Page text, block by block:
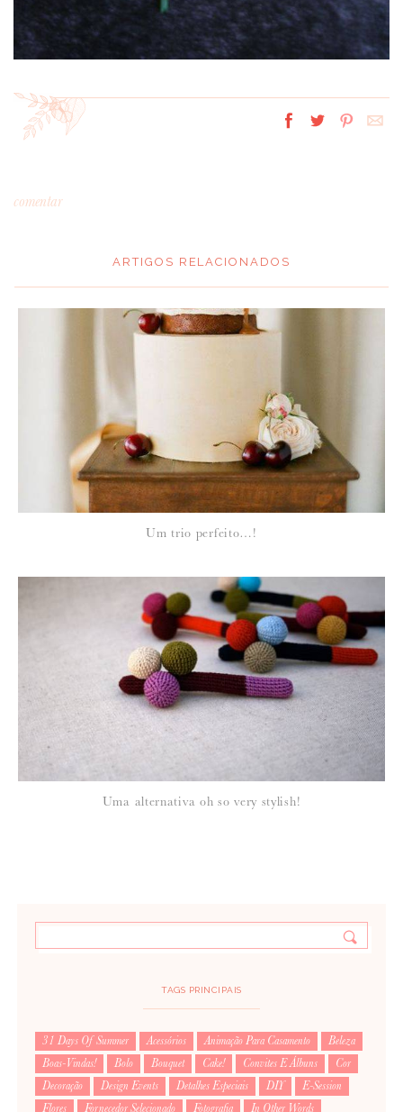
comentar
Para saber como tratamos e protegemos os seus dados, leia a nossa
política de privacidade
ARTIGOS RELACIONADOS
Um trio perfeito…!
Uma alternativa oh so very stylish!
TAGS PRINCIPAIS
31 Days Of Summer Acessórios Animação Para Casamento
Beleza
Boas-Vindas!
Bolo Bouquet Cake! Convites E Álbuns
Cor
Decoração
Design Events Detalhes Especiais DIY
E-Session
Flores
Fornecedor Selecionado Fotografia In Other Words